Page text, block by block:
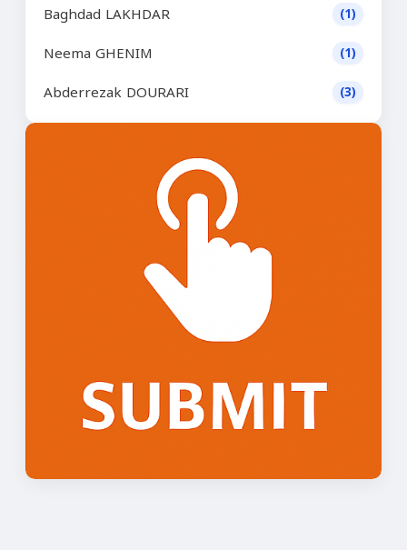
Baghdad LAKHDAR (1)
Neema GHENIM (1)
Abderrezak DOURARI (3)